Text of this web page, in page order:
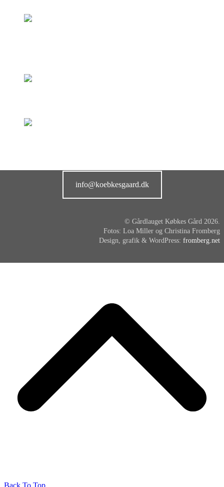
info@koebkesgaard.dk
© Gårdlauget Købkes Gård 2026.
Fotos: Loa Miller og Christina Fromberg
Design, grafik & WordPress: fromberg.net
Back To Top